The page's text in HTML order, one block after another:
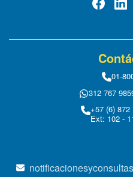
01-
312 767
+57 (6) 872
Ext: 102 -